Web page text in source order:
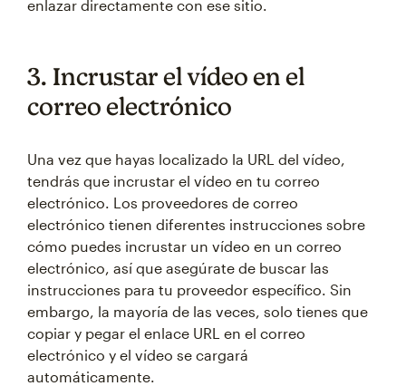
enlazar directamente con ese sitio.
3. Incrustar el vídeo en el
correo electrónico
Una vez que hayas localizado la URL del vídeo,
tendrás que incrustar el vídeo en tu correo
electrónico. Los proveedores de correo
electrónico tienen diferentes instrucciones sobre
cómo puedes incrustar un vídeo en un correo
electrónico, así que asegúrate de buscar las
instrucciones para tu proveedor específico. Sin
embargo, la mayoría de las veces, solo tienes que
copiar y pegar el enlace URL en el correo
electrónico y el vídeo se cargará
automáticamente.